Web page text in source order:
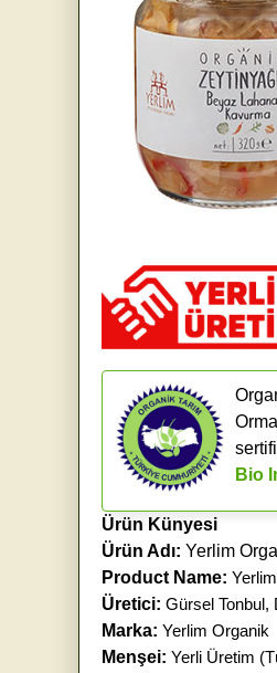
Bio
Ürün Künyesi
Ürün Adı: Yerlim
Product Name:
Üretici: Gürsel Tonbul,
Marka: Yerlim Organik
Menşei: Yerli Üretim